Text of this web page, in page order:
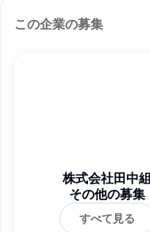
この企業の募集
株式会社田中組
その他の募集
すべて見る